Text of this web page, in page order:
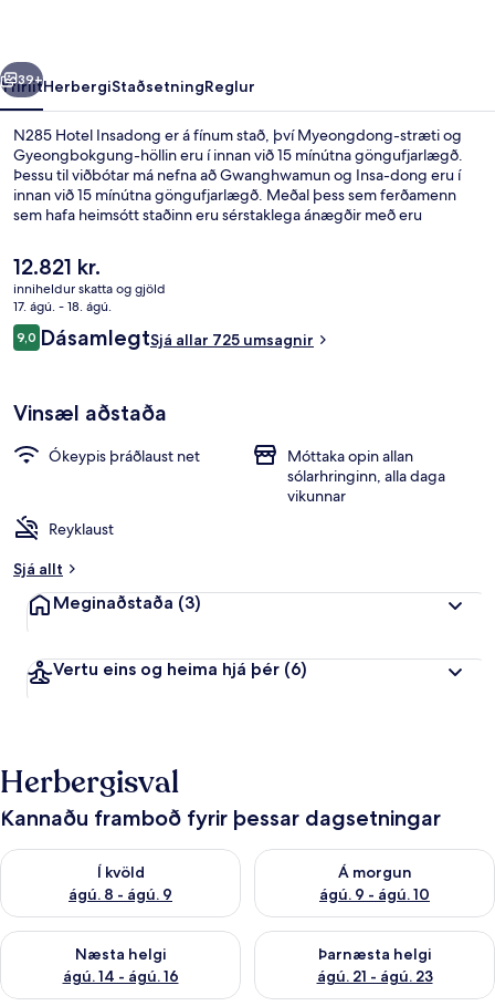
Næsta
39+
YfirlitHerbergiStaðsetningReglur
N285 Hotel Insadong er á fínum stað, því Myeongdong-stræti og
Gyeongbokgung-höllin eru í innan við 15 mínútna göngufjarlægð.
Þessu til viðbótar má nefna að Gwanghwamun og Insa-dong eru í
innan við 15 mínútna göngufjarlægð. Meðal þess sem ferðamenn
sem hafa heimsótt staðinn eru sérstaklega ánægðir með eru
almenningssamgöngum: Jonggak lestarstöðin er í 4 mínútna
göngufjarlægð og Jongno 3-ga lestarstöðin í 8 mínútna.
Núverandi
verð
er
12.821 kr.
12.821 kr.
inniheldur skatta og gjöld
17. ágú. - 18. ágú.
Umsagnir
9,09,0 af 10
DásamlegtSjá allar 725 umsagnir
Vinsæl aðstaða
Ókeypis þráðlaust net
Móttaka opin allan
sólarhringinn, alla daga
vikunnar
Reyklaust
Sjá allt
Meginaðstaða (3)
Vertu eins og heima hjá þér (6)
Herbergisval
Kannaðu framboð fyrir þessar dagsetningar
Í kvöld
ágú. 8 - ágú. 9
Athuga framboð í kvöld ágú. 8 - ágú. 9
Á morgun
ágú. 9 - ágú. 10
Athuga framboð á morgun
Næsta helgi
ágú. 14 - ágú. 16
Athuga framboð næstu helgi ágú. 14 - ágú. 16
Þarnæsta helgi
ágú. 21 - ágú. 23
Athuga framboð þarnæstu